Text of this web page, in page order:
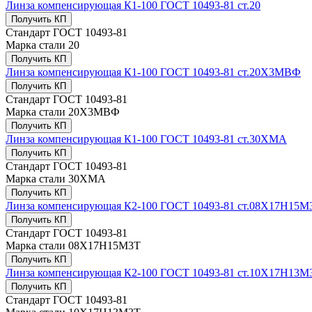
Линза компенсирующая К1-100 ГОСТ 10493-81 ст.20
Получить КП
Стандарт ГОСТ 10493-81
Марка стали 20
Получить КП
Линза компенсирующая К1-100 ГОСТ 10493-81 ст.20Х3МВФ
Получить КП
Стандарт ГОСТ 10493-81
Марка стали 20Х3МВФ
Получить КП
Линза компенсирующая К1-100 ГОСТ 10493-81 ст.30ХМА
Получить КП
Стандарт ГОСТ 10493-81
Марка стали 30ХМА
Получить КП
Линза компенсирующая К2-100 ГОСТ 10493-81
Получить КП
Стандарт ГОСТ 10493-81
Марка стали 08Х17Н15М3Т
Получить КП
Линза компенсирующая К2-100 ГОСТ 10493-81
Получить КП
Стандарт ГОСТ 10493-81